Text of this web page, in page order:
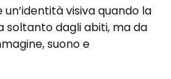
visiva quando la
soltanto dagli abiti, ma da
suono e